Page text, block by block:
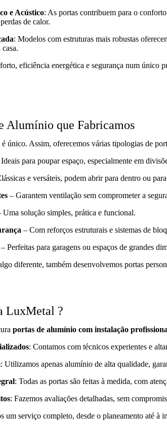
e Acústico: As portas contribuem para o
de calor.
: Modelos com estruturas mais robustas
eficiência energética e segurança num único
Alumínio que Fabricamos
único. Assim, oferecemos várias tipologias de
para poupar espaço, especialmente em
e versáteis, podem abrir para dentro ou
– Garantem ventilação sem comprometer a
Uma solução simples, prática e funcional.
– Com reforços estruturais e sistemas de
– Perfeitas para garagens ou espaços de grandes
diferente, também desenvolvemos portas
LuxMetal ?
portas de alumínio com instalação
: Contamos com técnicos experientes e
: Utilizamos apenas alumínio de alta qualidade,
: Todas as portas são feitas à medida, com
: Fazemos avaliações detalhadas, sem
um serviço completo, desde o planeamento até à